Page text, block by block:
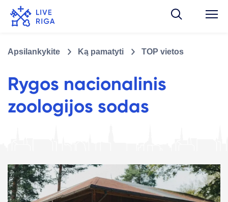
Apsilankykite Ką pamatyti TOP vietos
Rygos nacionalinis
zoologijos sodas